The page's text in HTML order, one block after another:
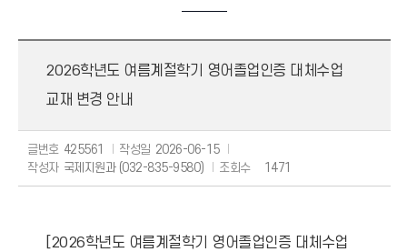
2026학년도 여름계절학기 영어졸업인증 대체수업
교재 변경 안내
글번호 425561 작성일 2026-06-15
작성자 국제지원과 (032-835-9580) 조회수 1471
[2026학년도 여름계절학기 영어졸업인증 대체수업